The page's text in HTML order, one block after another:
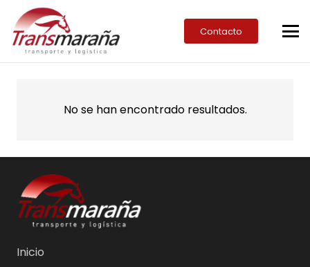
Contacto
No se han encontrado resultados.
Inicio